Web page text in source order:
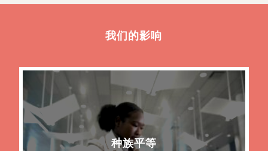
我们的影响
种族平等